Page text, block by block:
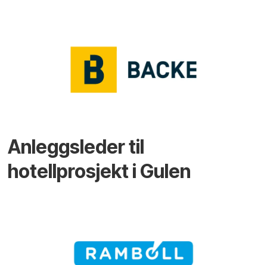
Anleggsleder til
hotellprosjekt i Gulen